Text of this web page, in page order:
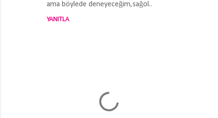
ama böylede deneyeceğim,sağol..
YANITLA